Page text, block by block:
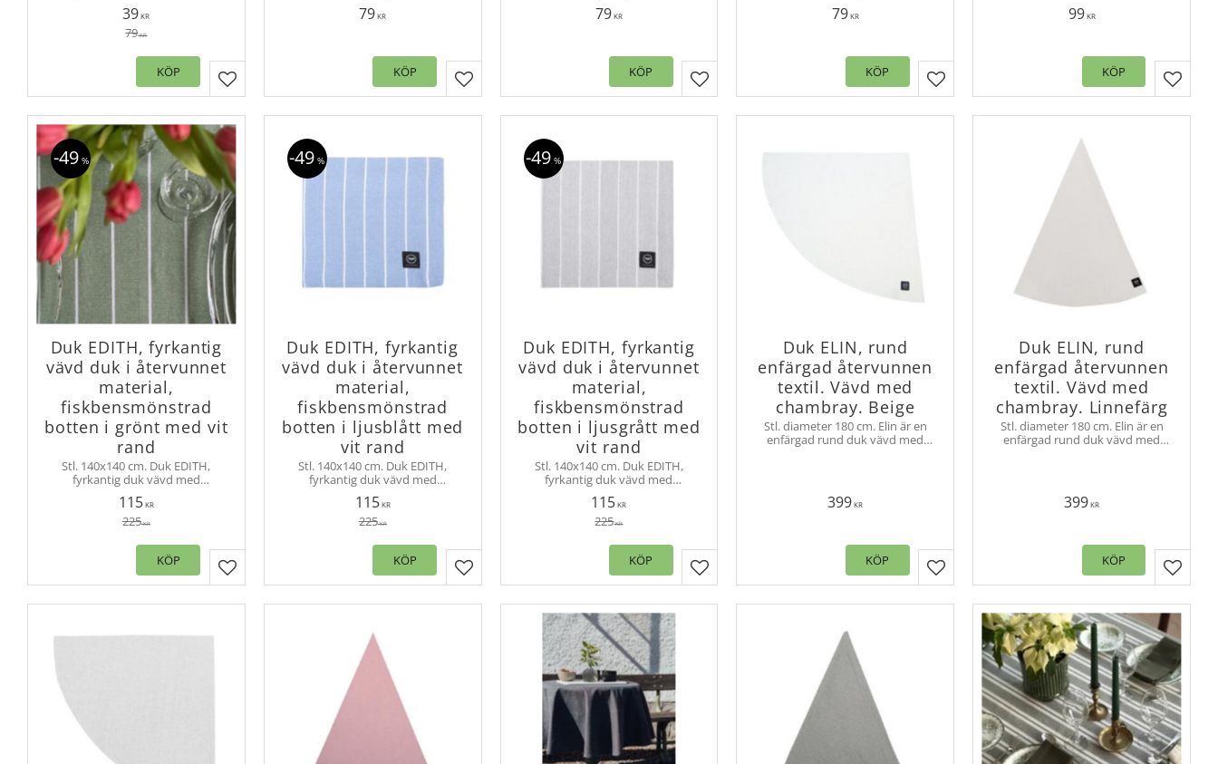
material, 80% bomull, 20%
polyester
39KR
79KR
Lägg till i favoriter
KÖP
återvunnet material. Duka fint
79KR
Lägg till i favoriter
KÖP
återvunnet material. Duka fint
79KR
Lägg till i favoriter
KÖP
återvunnet material. Duka fint
79KR
Lägg till i favoriter
KÖP
99KR
Lägg
KÖP
Duk EDITH, fyrkantig
vävd duk i återvunnet
material,
fiskbensmönstrad
botten i grönt med vit
rand
Stl. 140x140 cm. Duk EDITH,
fyrkantig duk vävd med
vit rand. Bred fåll runt om.
115KR
225KR
49 %
Lägg till i favoriter
KÖP
Duk EDITH, fyrkantig
vävd duk i återvunnet
material,
fiskbensmönstrad
botten i ljusblått med
vit rand
Stl. 140x140 cm. Duk EDITH,
fyrkantig duk vävd med
vit rand. Bred fåll runt om.
115KR
225KR
49 %
Lägg till i favoriter
KÖP
Duk EDITH, fyrkantig
vävd duk i återvunnet
material,
fiskbensmönstrad
botten i ljusgrått med
vit rand
Stl. 140x140 cm. Duk EDITH,
fyrkantig duk vävd med
vit rand. Bred fåll runt om.
115KR
225KR
49 %
Lägg till i favoriter
KÖP
Duk ELIN, rund
enfärgad återvunnen
textil. Vävd med
chambray. Beige
Stl. diameter 180 cm. Elin är en
enfärgad rund duk vävd med
399KR
Lägg till i favoriter
KÖP
Duk ELIN, rund
enfärgad återvunnen
textil. Vävd med
chambray. Linnefärg
Stl. diameter 180 cm. Elin är en
enfärgad rund duk vävd med
399KR
Lägg
KÖP